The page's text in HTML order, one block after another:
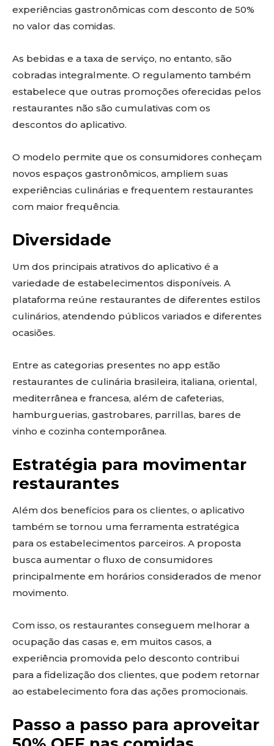
experiências gastronômicas com desconto de 50%
no valor das comidas.
As bebidas e a taxa de serviço, no entanto, são
cobradas integralmente. O regulamento também
estabelece que outras promoções oferecidas pelos
restaurantes não são cumulativas com os
descontos do aplicativo.
O modelo permite que os consumidores conheçam
novos espaços gastronômicos, ampliem suas
experiências culinárias e frequentem restaurantes
com maior frequência.
Diversidade
Um dos principais atrativos do aplicativo é a
variedade de estabelecimentos disponíveis. A
plataforma reúne restaurantes de diferentes estilos
culinários, atendendo públicos variados e diferentes
ocasiões.
Entre as categorias presentes no app estão
restaurantes de culinária brasileira, italiana, oriental,
mediterrânea e francesa, além de cafeterias,
hamburguerias, gastrobares, parrillas, bares de
vinho e cozinha contemporânea.
Estratégia para movimentar
restaurantes
Além dos benefícios para os clientes, o aplicativo
também se tornou uma ferramenta estratégica
para os estabelecimentos parceiros. A proposta
busca aumentar o fluxo de consumidores
principalmente em horários considerados de menor
movimento.
Com isso, os restaurantes conseguem melhorar a
ocupação das casas e, em muitos casos, a
experiência promovida pelo desconto contribui
para a fidelização dos clientes, que podem retornar
ao estabelecimento fora das ações promocionais.
Passo a passo para aproveitar